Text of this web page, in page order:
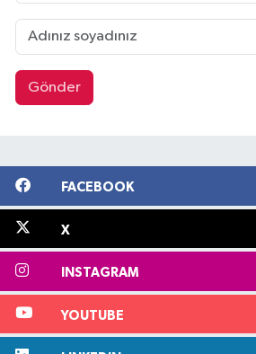
Gönder
FACEBOOK
X
INSTAGRAM
YOUTUBE